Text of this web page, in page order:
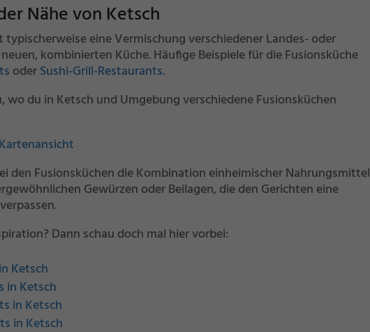
Nähe von Ketsch
typischerweise eine Vermischung verschiedener Landes- oder
kombinierten Küche. Häufige Beispiele für die Fusionsküche
oderSushi-Grill-Restaurants.
du in Ketsch und Umgebung verschiedene Fusionsküchen
den Fusionsküchen die Kombination einheimischer Nahrungsmittel
Gewürzen oder Beilagen, die den Gerichten eine
Dann schau doch mal hier vorbei:
Ketsch
in Ketsch
in Ketsch
in Ketsch